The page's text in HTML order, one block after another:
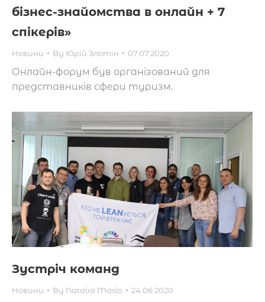
бізнес-знайомства в онлайн + 7
спікерів»
Новини By Юрій Злотін 07.07.2020
Онлайн-форум був організований для
представників сфери туризм.
Зустріч команд
Новини By Natalia Maslo 24.06.2020